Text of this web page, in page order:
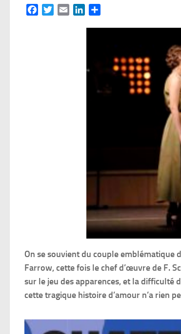
FacebookTwitterEmail LinkedIn
On se souvient du couple emblématique
Farrow, cette fois le chef d’œuvre de F.
sur le jeu des apparences, et la difficulté
cette tragique histoire d’amour n’a rien